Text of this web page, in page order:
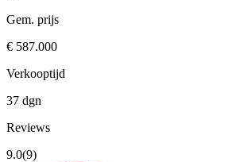
Gem. prijs
€ 587.000
Verkooptijd
37 dgn
Reviews
9.0(9)